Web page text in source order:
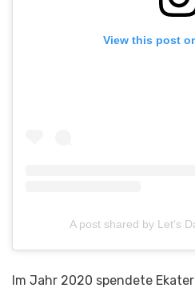
View this post
A post shared by Let's
Im Jahr 2020 spendete